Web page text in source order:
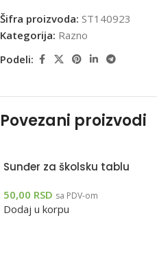
Šifra proizvoda: ST140923
Kategorija: Razno
Podeli:
Povezani proizvodi
Sunđer za školsku tablu
50,00 RSD sa PDV-om
Dodaj u korpu